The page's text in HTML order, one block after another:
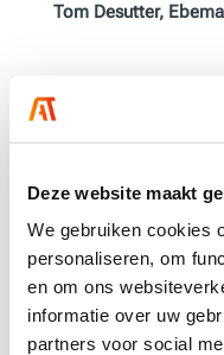
Deze website maakt
We gebruiken cookies
personaliseren, om
en om ons
informatie over uw
partners voor social
Tom Desutter, Ebema
Onze
de huidige
gedetailleerde lijst
componenten voor
vormt de solide
tekeningen en de